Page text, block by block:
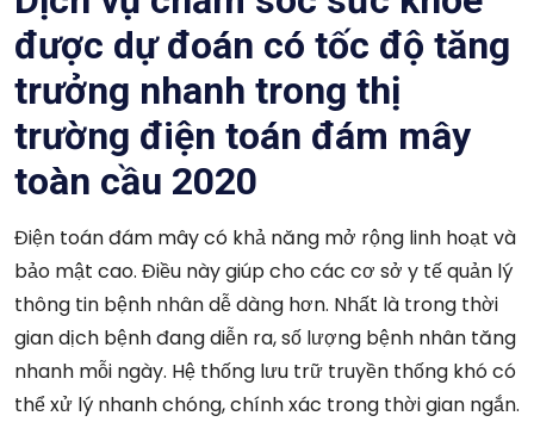
được dự đoán có tốc độ tăng
trưởng nhanh trong thị
trường điện toán đám mây
toàn cầu 2020
Điện toán đám mây có khả năng mở rộng linh hoạt và
bảo mật cao. Điều này giúp cho các cơ sở y tế quản lý
thông tin bệnh nhân dễ dàng hơn. Nhất là trong thời
gian dịch bệnh đang diễn ra, số lượng bệnh nhân tăng
nhanh mỗi ngày. Hệ thống lưu trữ truyền thống khó có
thể xử lý nhanh chóng, chính xác trong thời gian ngắn.